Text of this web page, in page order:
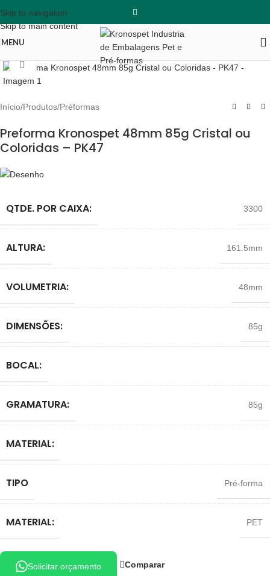
Skip to navigation
Skip to main content
MENU
Clique para ampliar
Início/Produtos/Préformas
Preforma Kronospet 48mm 85g Cristal ou
Coloridas – PK47
QTDE. POR CAIXA: 3300
ALTURA: 161.5mm
VOLUMETRIA: 48mm
DIMENSÕES: 85g
BOCAL:
GRAMATURA: 85g
MATERIAL:
TIPO Pré-forma
MATERIAL: PET
Solicitar orçamento Comparar